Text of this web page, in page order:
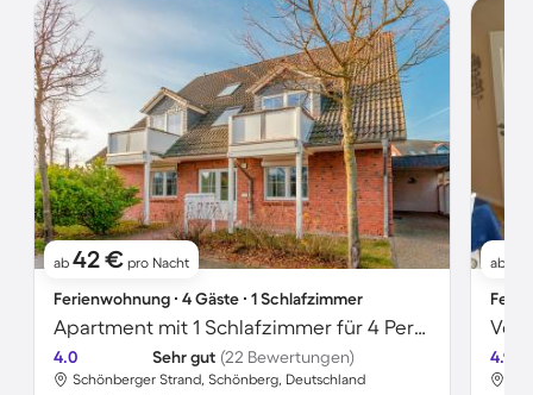
ab 42 € pro Nacht
Ferienwohnung ∙ 4 Gäste ∙ 1 Schlafzimmer
Apartment mit 1 Schlafzimmer für 4 Personen
4.0 Sehr gut (22 Bewertungen)
Schönberger Strand, Schönberg, Deutschland
ab
4.9